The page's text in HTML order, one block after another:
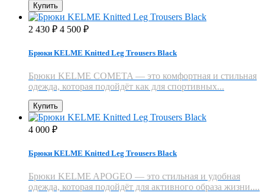
Купить
2 430 ₽ 4 500 ₽
Брюки KELME Knitted Leg Trousers Black
Брюки KELME COMETA — это комфортная и стильная
одежда, которая подойдёт как для спортивных...
Купить
4 000 ₽
Брюки KELME Knitted Leg Trousers Black
Брюки KELME APOGEO — это стильная и удобная
одежда, которая подойдёт для активного образа жизни....